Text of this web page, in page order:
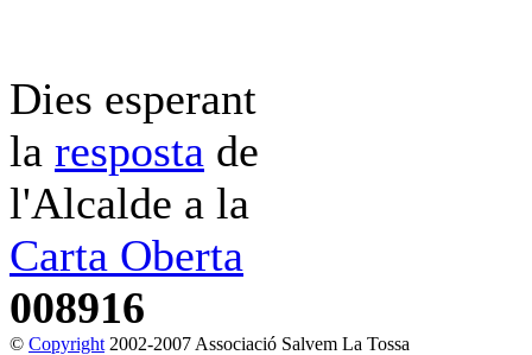
Dies esperant
la resposta de
l'Alcalde a la
Carta Oberta
008916
© Copyright 2002-2007 Associació Salvem La Tossa